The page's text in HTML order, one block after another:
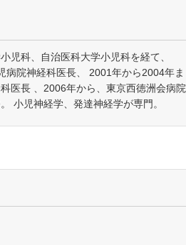
児科、自治医科大学小児科を経て、
病院神経科医長、 2001年から2004年ま
医長 、2006年から、東京西徳洲会病院
小児神経学、発達神経学が専門。